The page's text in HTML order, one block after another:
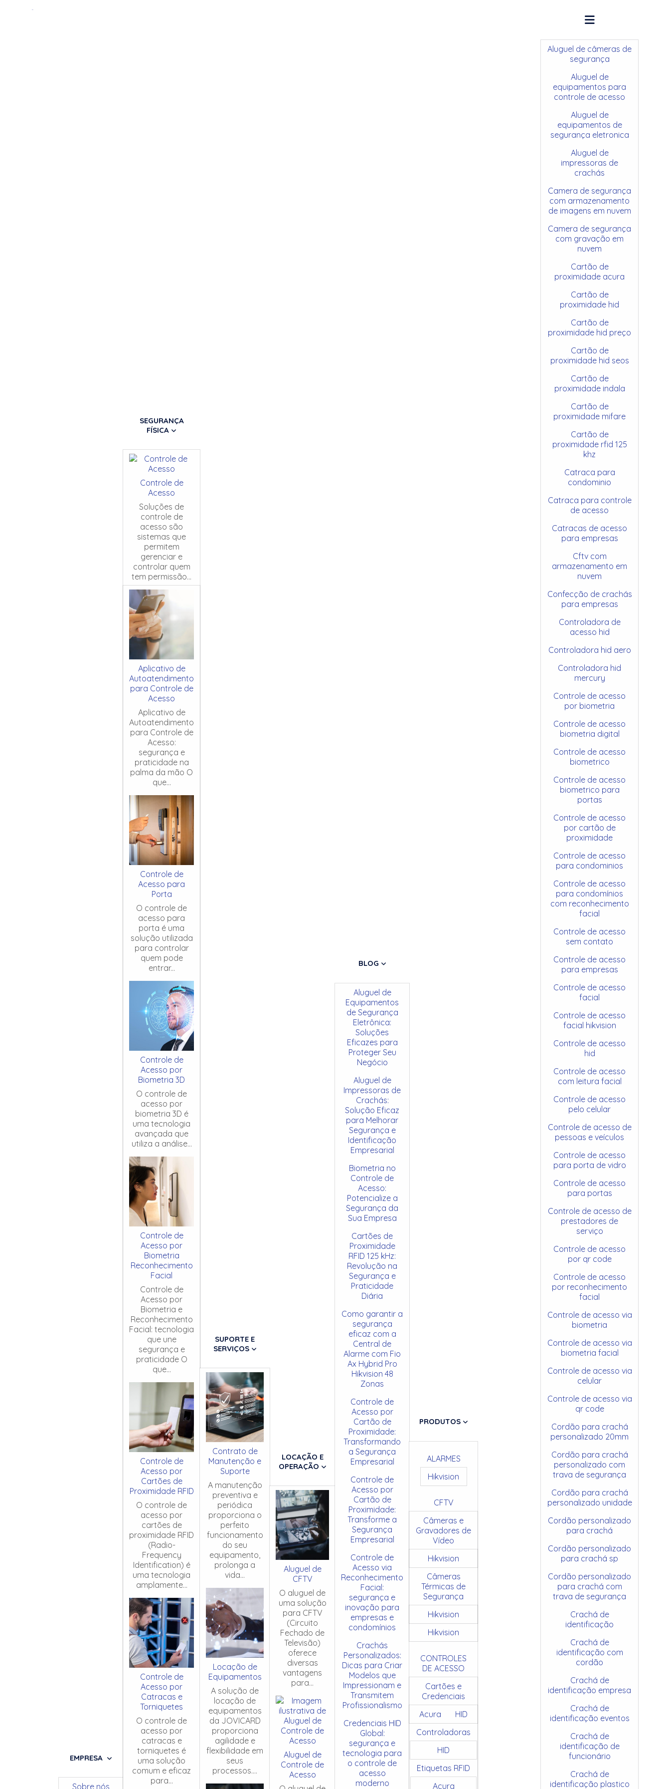
EMPRESA
Sobre nós
SEGURANÇA
FÍSICA
Controle de
Acesso
Soluções de
controle de
acesso são
sistemas que
permitem
gerenciar e
controlar quem
tem permissão...
Aplicativo de
Autoatendimento
para Controle de
Acesso
Aplicativo de
Autoatendimento
para Controle de
Acesso:
segurança e
praticidade na
palma da mão O
que...
Controle de
Acesso para
Porta
O controle de
acesso para
porta é uma
solução utilizada
para controlar
quem pode
entrar...
Controle de
Acesso por
Biometria 3D
O controle de
acesso por
biometria 3D é
uma tecnologia
avançada que
utiliza a análise...
Controle de
Acesso por
Biometria
Reconhecimento
Facial
Controle de
Acesso por
Biometria e
Reconhecimento
Facial: tecnologia
que une
segurança e
praticidade O
que...
Controle de
Acesso por
Cartões de
Proximidade RFID
O controle de
acesso por
cartões de
proximidade RFID
(Radio-
Frequency
Identification) é
uma tecnologia
amplamente...
Controle de
Acesso por
Catracas e
Torniquetes
O controle de
acesso por
catracas e
torniquetes é
uma solução
comum e eficaz
para...
SUPORTE E
SERVIÇOS
Contrato de
Manutenção e
Suporte
A manutenção
preventiva e
periódica
proporciona o
perfeito
funcionamento
do seu
equipamento,
prolonga a
vida...
Locação de
Equipamentos
A solução de
locação de
equipamentos
da JOVICARD
proporciona
agilidade e
flexibilidade em
seus
processos....
LOCAÇÃO E
OPERAÇÃO
Aluguel de
CFTV
O aluguel de
uma solução
para CFTV
(Circuito
Fechado de
Televisão)
oferece
diversas
vantagens
para...
Aluguel de
Controle de
Acesso
BLOG
Aluguel de
Equipamentos
de Segurança
Eletrônica:
Soluções
Eficazes para
Proteger Seu
Negócio
Aluguel de
Impressoras de
Crachás:
Solução Eficaz
para Melhorar
Segurança e
Identificação
Empresarial
Biometria no
Controle de
Acesso:
Potencialize a
Segurança da
Sua Empresa
Cartões de
Proximidade
RFID 125 kHz:
Revolução na
Segurança e
Praticidade
Diária
Como garantir a
segurança
eficaz com a
Central de
Alarme com Fio
Ax Hybrid Pro
Hikvision 48
Zonas
Controle de
Acesso por
Cartão de
Proximidade:
Transformando
a Segurança
Empresarial
Controle de
Acesso por
Cartão de
Proximidade:
Transforme a
Segurança
Empresarial
Controle de
Acesso via
Reconhecimento
Facial:
segurança e
inovação para
empresas e
condomínios
Crachás
Personalizados:
Dicas para Criar
Modelos que
Impressionam e
Transmitem
Profissionalismo
Credenciais HID
Global:
segurança e
tecnologia para
o controle de
acesso
moderno
PRODUTOS
ALARMES
Hikvision
CFTV
Câmeras e
Gravadores de
Vídeo
Hikvision
Câmeras
Térmicas de
Segurança
Hikvision
Hikvision
CONTROLES
DE ACESSO
Cartões e
Credenciais
Acura
HID
Controladoras
HID
Etiquetas RFID
Acura
Aluguel de câmeras de
segurança
Aluguel de
equipamentos para
controle de acesso
Aluguel de
equipamentos de
segurança eletronica
Aluguel de
impressoras de
crachás
Camera de segurança
com armazenamento
de imagens em nuvem
Camera de segurança
com gravação em
nuvem
Cartão de
proximidade acura
Cartão de
proximidade hid
Cartão de
proximidade hid preço
Cartão de
proximidade hid seos
Cartão de
proximidade indala
Cartão de
proximidade mifare
Cartão de
proximidade rfid 125
khz
Catraca para
condominio
Catraca para controle
de acesso
Catracas de acesso
para empresas
Cftv com
armazenamento em
nuvem
Confecção de crachás
para empresas
Controladora de
acesso hid
Controladora hid aero
Controladora hid
mercury
Controle de acesso
por biometria
Controle de acesso
biometria digital
Controle de acesso
biometrico
Controle de acesso
biometrico para
portas
Controle de acesso
por cartão de
proximidade
Controle de acesso
para condominios
Controle de acesso
para condomínios
com reconhecimento
facial
Controle de acesso
sem contato
Controle de acesso
para empresas
Controle de acesso
facial
Controle de acesso
facial hikvision
Controle de acesso
hid
Controle de acesso
com leitura facial
Controle de acesso
pelo celular
Controle de acesso de
pessoas e veículos
Controle de acesso
para porta de vidro
Controle de acesso
para portas
Controle de acesso de
prestadores de
serviço
Controle de acesso
por qr code
Controle de acesso
por reconhecimento
facial
Controle de acesso via
biometria
Controle de acesso via
biometria facial
Controle de acesso via
celular
Controle de acesso via
qr code
Cordão para crachá
personalizado 20mm
Cordão para crachá
personalizado com
trava de segurança
Cordão para crachá
personalizado unidade
Cordão personalizado
para crachá
Cordão personalizado
para crachá sp
Cordão personalizado
para crachá com
trava de segurança
Crachá de
identificação
Crachá de
identificação com
cordão
Crachá de
identificação empresa
Crachá de
identificação eventos
Crachá de
identificação de
funcionário
Crachá de
identificação plastico